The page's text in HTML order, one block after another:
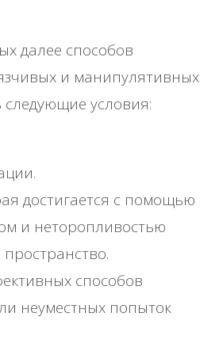
далее способов
и манипулятивных
условия:
достигается с помощью
и неторопливостью
способов
неуместных попыток